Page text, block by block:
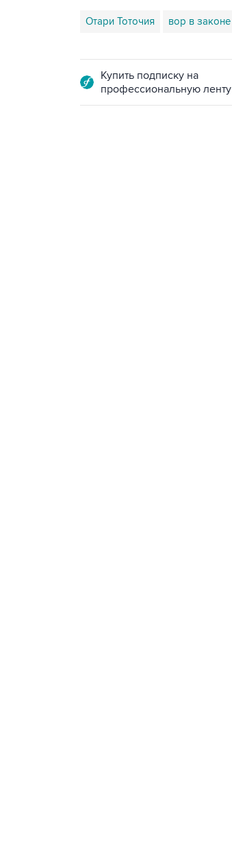
Отари Тоточия вор в законе
Купить подписку на
профессиональную ленту